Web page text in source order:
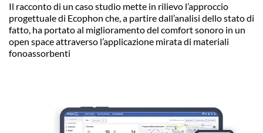
Il racconto di un caso studio mette in rilievo l’approccio
progettuale di Ecophon che, a partire dall’analisi dello stato di
fatto, ha portato al miglioramento del comfort sonoro in un
open space attraverso l’applicazione mirata di materiali
fonoassorbenti